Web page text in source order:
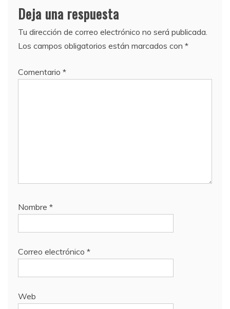
Deja una respuesta
Tu dirección de correo electrónico no será publicada.
Los campos obligatorios están marcados con *
Comentario *
Nombre *
Correo electrónico *
Web